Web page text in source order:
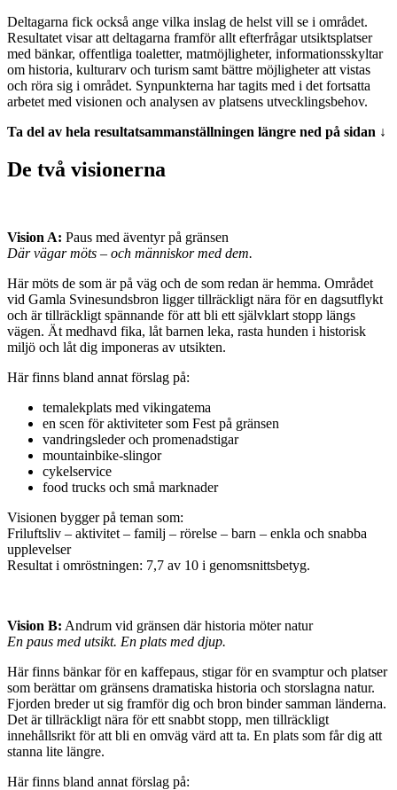
Deltagarna fick också ange vilka inslag de helst vill se i området.
Resultatet visar att deltagarna framför allt efterfrågar utsiktsplatser
med bänkar, offentliga toaletter, matmöjligheter, informationsskyltar
om historia, kulturarv och turism samt bättre möjligheter att vistas
och röra sig i området. Synpunkterna har tagits med i det fortsatta
arbetet med visionen och analysen av platsens utvecklingsbehov.
Ta del av hela resultatsammanställningen längre ned på sidan ↓
De två visionerna
Vision A: Paus med äventyr på gränsen
Där vägar möts – och människor med dem.
Här möts de som är på väg och de som redan är hemma. Området
vid Gamla Svinesundsbron ligger tillräckligt nära för en dagsutflykt
och är tillräckligt spännande för att bli ett självklart stopp längs
vägen. Ät medhavd fika, låt barnen leka, rasta hunden i historisk
miljö och låt dig imponeras av utsikten.
Här finns bland annat förslag på:
temalekplats med vikingatema
en scen för aktiviteter som Fest på gränsen
vandringsleder och promenadstigar
mountainbike-slingor
cykelservice
food trucks och små marknader
Visionen bygger på teman som:
Friluftsliv – aktivitet – familj – rörelse – barn – enkla och snabba
upplevelser
Resultat i omröstningen: 7,7 av 10 i genomsnittsbetyg.
Vision B: Andrum vid gränsen där historia möter natur
En paus med utsikt. En plats med djup.
Här finns bänkar för en kaffepaus, stigar för en svamptur och platser
som berättar om gränsens dramatiska historia och storslagna natur.
Fjorden breder ut sig framför dig och bron binder samman länderna.
Det är tillräckligt nära för ett snabbt stopp, men tillräckligt
innehållsrikt för att bli en omväg värd att ta. En plats som får dig att
stanna lite längre.
Här finns bland annat förslag på: